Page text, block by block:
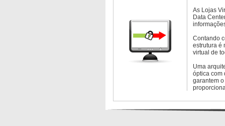
As Lojas
Data
Contando
estrutura é
virtual de
Uma
óptica com
garantem